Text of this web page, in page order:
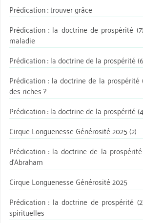
Prédication : trouver grâce
Prédication : la doctrine de prospérité
maladie
Prédication : la doctrine de la prospérité
Prédication : la doctrine de la
des riches ?
Prédication : la doctrine de la prospérité
Cirque Longuenesse Générosité 2025 (2)
Prédication : la doctrine de la
d’Abraham
Cirque Longuenesse Générosité 2025
Prédication : la doctrine de prospérité
spirituelles